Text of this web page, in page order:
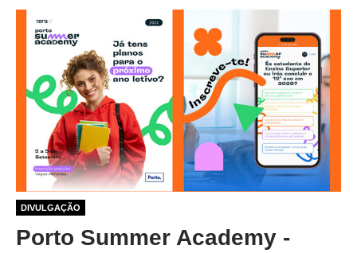
DIVULGAÇÃO
1 ano 1 mês atrás
Porto Summer Academy -